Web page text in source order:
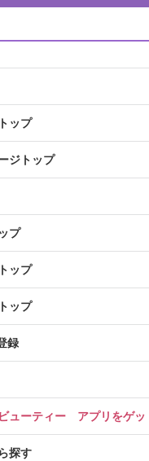
ップ
ジトップ
プ
ップ
ップ
録
ューティー アプリをゲッ
探す